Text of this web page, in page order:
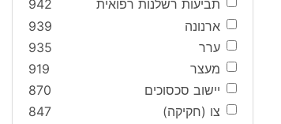
תביעות רשלנות רפואית
942
ארנונה
939
ערר
935
מעצר
919
יישוב סכסוכים
870
צו (חקיקה)
847